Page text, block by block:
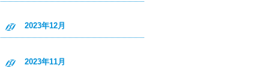
2023年12月
2023年11月